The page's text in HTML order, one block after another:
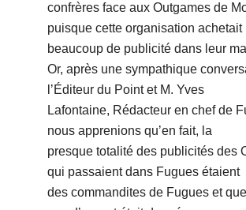
confrères face aux Outgames de
puisque cette organisation achetait
beaucoup de publicité dans leur
Or, après une sympathique
lʼÉditeur du Point et M. Yves
Lafontaine, Rédacteur en chef de
nous apprenions quʼen fait, la
presque totalité des publicités des
qui passaient dans Fugues étaient
des commandites de Fugues et